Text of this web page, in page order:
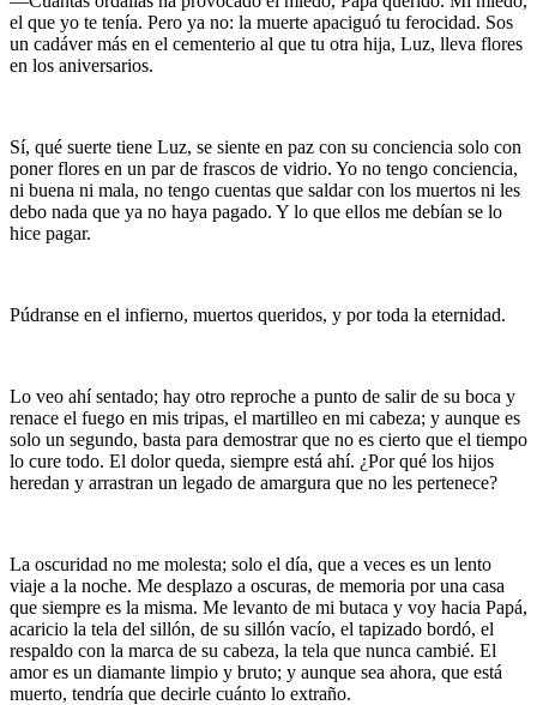
el que yo te tenía. Pero ya no: la muerte apaciguó tu ferocidad. Sos
un cadáver más en el cementerio al que tu otra hija, Luz, lleva flores
en los aniversarios.
Sí, qué suerte tiene Luz, se siente en paz con su conciencia solo con
poner flores en un par de frascos de vidrio. Yo no tengo conciencia,
ni buena ni mala, no tengo cuentas que saldar con los muertos ni les
debo nada que ya no haya pagado. Y lo que ellos me debían se lo
hice pagar.
Púdranse en el infierno, muertos queridos, y por toda la eternidad.
Lo veo ahí sentado; hay otro reproche a punto de salir de su boca y
renace el fuego en mis tripas, el martilleo en mi cabeza; y aunque es
solo un segundo, basta para demostrar que no es cierto que el tiempo
lo cure todo. El dolor queda, siempre está ahí. ¿Por qué los hijos
heredan y arrastran un legado de amargura que no les pertenece?
La oscuridad no me molesta; solo el día, que a veces es un lento
viaje a la noche. Me desplazo a oscuras, de memoria por una casa
que siempre es la misma. Me levanto de mi butaca y voy hacia Papá,
acaricio la tela del sillón, de su sillón vacío, el tapizado bordó, el
respaldo con la marca de su cabeza, la tela que nunca cambié. El
amor es un diamante limpio y bruto; y aunque sea ahora, que está
muerto, tendría que decirle cuánto lo extraño.